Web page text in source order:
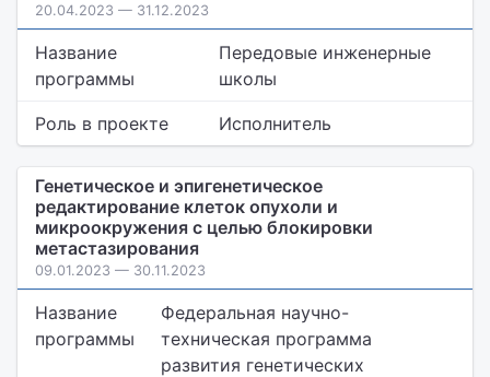
20.04.2023 — 31.12.2023
Название
программы
Передовые инженерные
школы
Роль в проекте Исполнитель
Генетическое и эпигенетическое
редактирование клеток опухоли и
микроокружения с целью блокировки
метастазирования
09.01.2023 — 30.11.2023
Название
программы
Федеральная научно-
техническая программа
развития генетических